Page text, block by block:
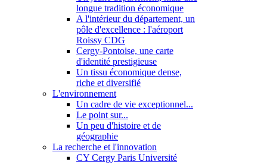
longue tradition économique
A l'intérieur du département, un
pôle d'excellence : l'aéroport
Roissy CDG
Cergy-Pontoise, une carte
d'identité prestigieuse
Un tissu économique dense,
riche et diversifié
L'environnement
Un cadre de vie exceptionnel...
Le point sur...
Un peu d'histoire et de
géographie
La recherche et l'innovation
CY Cergy Paris Université